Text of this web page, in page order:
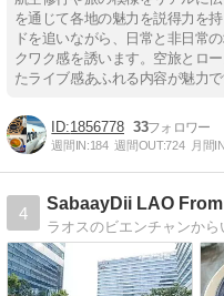
を通じて各地の魅力を説得力を
ドを追いながら、日常と非日常
クワク感を誘います。空旅とロ
たライブ感あふれる内容が魅力で
1856778 33
週間IN:184 週間OUT:724 月間
4
SabaayDii LAO
ラオスのビエンチャンから